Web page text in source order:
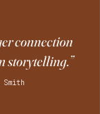
connection
storytelling.”